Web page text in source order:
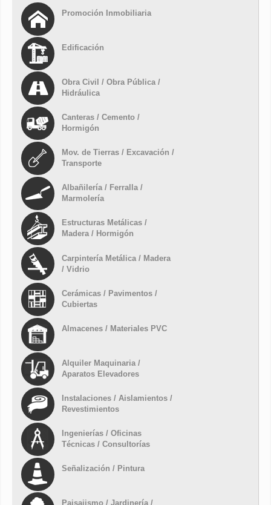
Promoción Inmobiliaria
Edificación
Obra Civil / Obra Pública /
Hidráulica
Canteras / Cemento /
Hormigón
Mov. de Tierras / Excavación /
Transporte
Albañilería / Ferralla /
Marmolería
Estructuras Metálicas /
Madera / Hormigón
Carpintería Metálica / Madera
/ Vidrio
Cerámicas / Pavimentos /
Cubiertas
Almacenes / Materiales PVC
Alquiler Maquinaria /
Aparatos Elevadores
Instalaciones / Aislamientos /
Revestimientos
Ingenierías / Oficinas
Técnicas / Consultorías
Señalización / Pintura
Paisajismo / Jardinería /